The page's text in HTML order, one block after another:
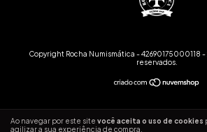
Ao navegar por este site você aceita o uso de cookies
agilizar a sua experiência de compra.
Copyright Rocha Numismática - 42690175000118 -
reservados.